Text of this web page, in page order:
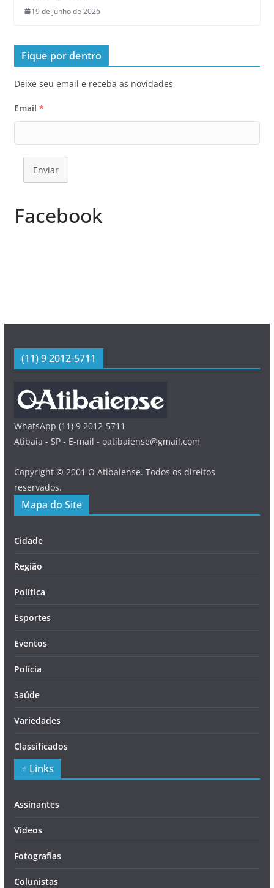
19 de junho de 2026
Fique por dentro
Deixe seu email e receba as novidades
Email *
Enviar
Facebook
(11) 9 2012-5711
WhatsApp (11) 9 2012-5711
Atibaia - SP - E-mail - oatibaiense@gmail.com
Copyright © 2001 O Atibaiense. Todos os direitos
reservados.
Mapa do Site
Cidade
Região
Política
Esportes
Eventos
Polícia
Saúde
Variedades
Classificados
+ Links
Assinantes
Vídeos
Fotografias
Colunistas